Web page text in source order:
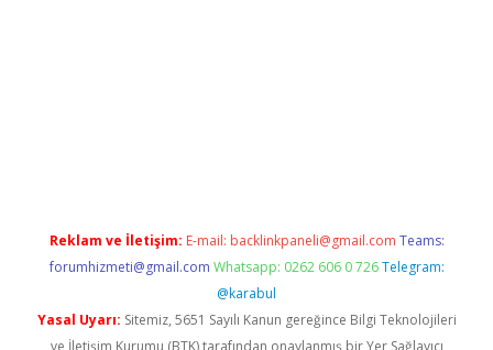
Reklam ve İletişim: E-mail: backlinkpaneli@gmail.com Teams:
forumhizmeti@gmail.com Whatsapp: 0262 606 0 726 Telegram:
@karabul
Yasal Uyarı: Sitemiz, 5651 Sayılı Kanun gereğince Bilgi Teknolojileri
ve İletişim Kurumu (BTK) tarafından onaylanmış bir Yer Sağlayıcı